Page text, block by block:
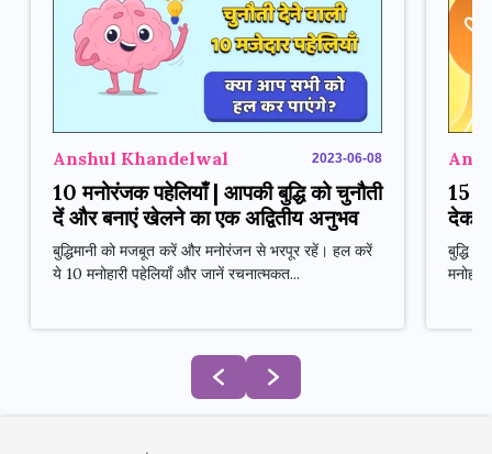
Anshul Khandelwal 2023-06-08
10 मनोरंजक पहेलियाँ | आपकी बुद्धि को चुनौती
दें और बनाएं खेलने का एक अद्वितीय अनुभव
बुद्धिमानी को मजबूत करें और मनोरंजन से भरपूर रहें। हल करें
ये 10 मनोहारी पहेलियाँ और जानें रचनात्मकत...
15
देकर
बुद्धि